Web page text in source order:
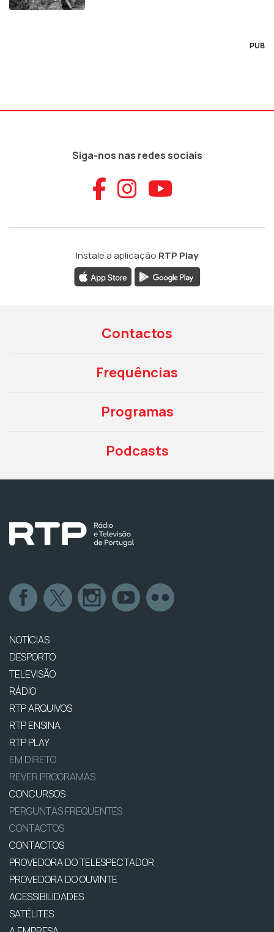
PUB
Siga-nos nas redes sociais
Aceder ao
Aceder ao
Aceder
Instale a aplicação RTP Play
Contactos
Frequências
Programas
Podcasts
NOTÍCIAS
DESPORTO
TELEVISÃO
RÁDIO
RTP ARQUIVOS
RTP ENSINA
RTP PLAY
EM DIRETO
REVER PROGRAMAS
CONCURSOS
PERGUNTAS FREQUENTES
CONTACTOS
CONTACTOS
PROVEDORA DO TELESPECTADOR
PROVEDORA DO OUVINTE
ACESSIBILIDADES
SATÉLITES